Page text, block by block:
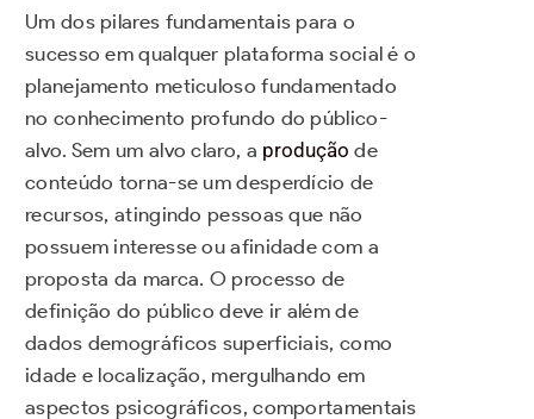
Um dos pilares fundamentais para o
sucesso em qualquer plataforma social é o
planejamento meticuloso fundamentado
no conhecimento profundo do público-
alvo. Sem um alvo claro, a produção de
conteúdo torna-se um desperdício de
recursos, atingindo pessoas que não
possuem interesse ou afinidade com a
proposta da marca. O processo de
definição do público deve ir além de
dados demográficos superficiais, como
idade e localização, mergulhando em
aspectos psicográficos, comportamentais